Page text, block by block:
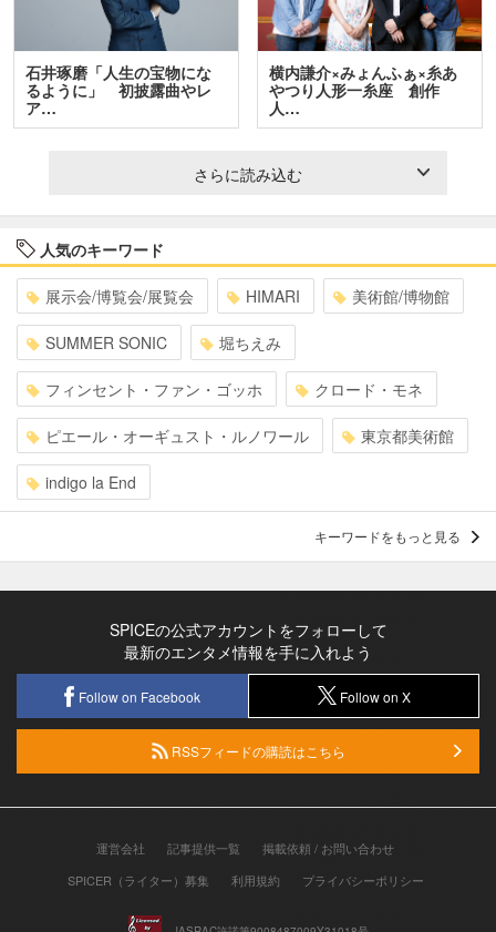
石井琢磨「人生の宝物にな
るように」 初披露曲やレ
ア…
横内謙介×みょんふぁ×糸あ
やつり人形一糸座 創作
人…
さらに読み込む
人気のキーワード
展示会/博覧会/展覧会 HIMARI 美術館/博物館
SUMMER SONIC 堀ちえみ
フィンセント・ファン・ゴッホ クロード・モネ
ピエール・オーギュスト・ルノワール 東京都美術館
indigo la End
キーワードをもっと見る
SPICEの公式アカウントをフォローして
最新のエンタメ情報を手に入れよう
Follow on Facebook Follow on X
RSSフィードの購読はこちら
運営会社 記事提供一覧
掲載依頼 / お問い合わせ
SPICER（ライター）募集
利用規約 プライバシーポリシー